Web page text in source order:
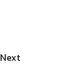
Next